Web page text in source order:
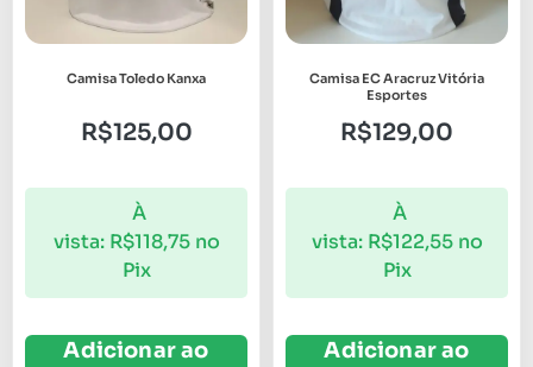
Camisa Toledo Kanxa
R$125,00
À
vista: R$118,75 no
Pix
Adicionar ao
Camisa EC Aracruz Vitória
Esportes
R$129,00
À
vista: R$122,55 no
Pix
Adicionar ao